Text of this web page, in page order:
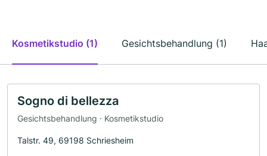
Kosmetikstudio (1) Gesichtsbehandlung (1)
Sogno di bellezza
Gesichtsbehandlung · Kosmetikstudio
Talstr. 49, 69198 Schriesheim